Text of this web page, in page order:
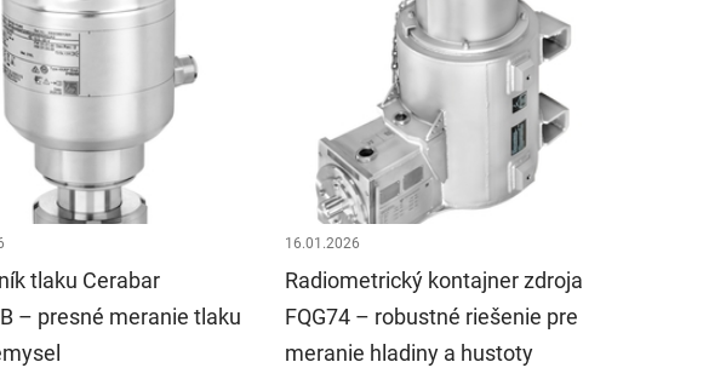
tlaku Cerabar
– presné meranie tlaku
16.01.2026
Radiometrický kontajner zdroja
FQG74 – robustné riešenie pre
meranie hladiny a hustoty